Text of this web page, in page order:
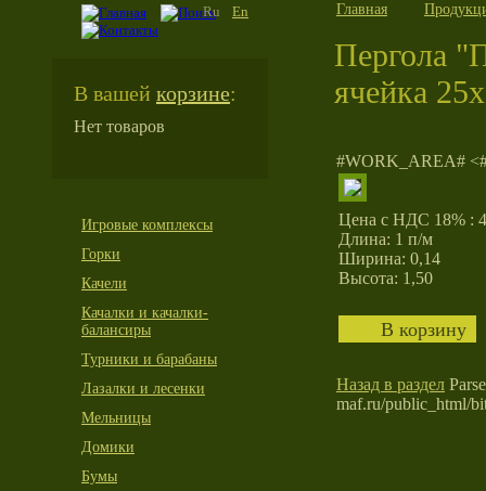
Ru En
В вашей корзине:
Нет товаров
Игровые комплексы
Горки
Качели
Качалки и качалки-
балансиры
Турники и барабаны
Лазалки и лесенки
Мельницы
Домики
Бумы
Главная
Пергола
ячейка
#WORK_AREA#
Цена с НДС 18% :
Длина: 1 п/м
Ширина: 0,14
Высота: 1,50
Назад в раздел
maf.ru/public_html/